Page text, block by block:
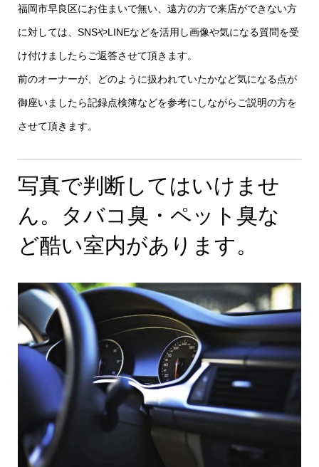
福岡市早良区にお住まいで無い、遠方の方で来店ができない方
に対しては、SNSやLINEなどを活用し画像や気になる質問を受
け付けましたらご返答させて頂きます。
前のオーナーが、どのように扱われていたかなど気になる点が
御座いましたら記録点検簿などを参考にしながらご説明の方を
させて頂きます。
写真で判断してはいけませ
ん。タバコ臭・ペット臭な
ど酷い室内があります。